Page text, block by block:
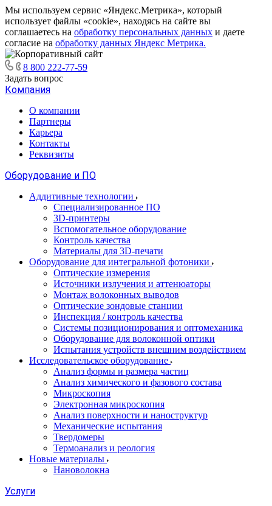
Мы используем сервис «Яндекс.Метрика», который
использует файлы «cookie», находясь на сайте вы
соглашаетесь на обработку персональных данных и даете
согласие на обработку данных Яндекс Метрика.
8 800 222-77-59
Задать вопрос
Компания
О компании
Партнеры
Карьера
Контакты
Реквизиты
Оборудование и ПО
Аддитивные технологии
Специализированное ПО
3D-принтеры
Вспомогательное оборудование
Контроль качества
Материалы для 3D-печати
Оборудование для интегральной фотоники
Оптические измерения
Источники излучения и аттенюаторы
Монтаж волоконных выводов
Оптические зондовые станции
Инспекция / контроль качества
Системы позиционирования и оптомеханика
Оборудование для волоконной оптики
Испытания устройств внешним воздействием
Исследовательское оборудование
Анализ формы и размера частиц
Анализ химического и фазового состава
Микроскопия
Электронная микроскопия
Анализ поверхности и наноструктур
Механические испытания
Твердомеры
Термоанализ и реология
Новые материалы
Нановолокна
Услуги